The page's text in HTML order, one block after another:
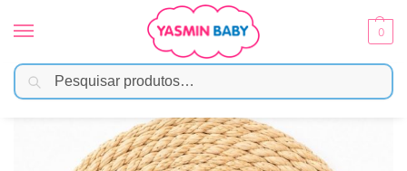
0
Início Moda Bebê / Meias e Acessórios